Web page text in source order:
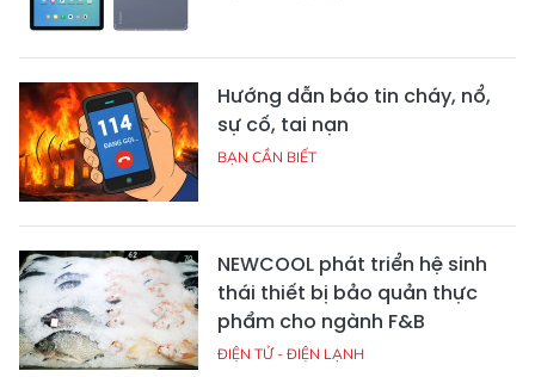
Hướng dẫn báo tin cháy, nổ,
sự cố, tai nạn
BẠN CẦN BIẾT
NEWCOOL phát triển hệ sinh
thái thiết bị bảo quản thực
phẩm cho ngành F&B
ĐIỆN TỬ - ĐIỆN LẠNH